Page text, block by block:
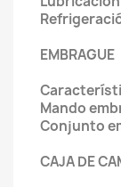
EMBRAGUE
Mando
Conjunto
CAJA DE